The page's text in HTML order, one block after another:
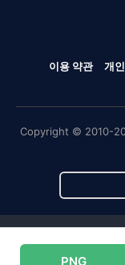
PNG
이용 약관 개
Copyright © 2010-